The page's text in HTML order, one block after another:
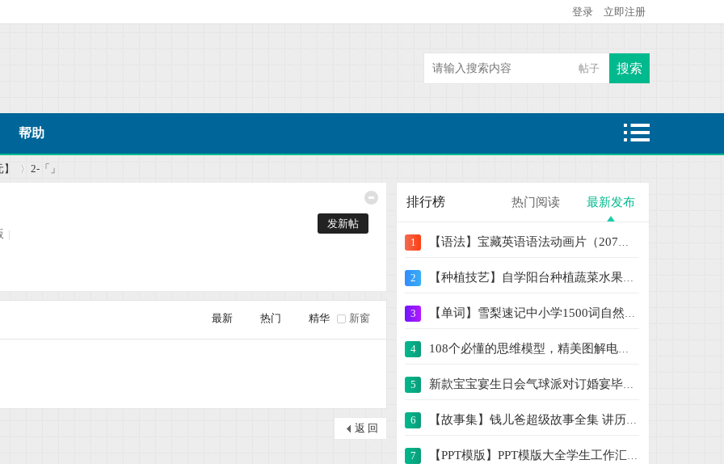
登录 立即注册
帖子 搜索
帮助
2-「」
|
发新帖
最新 热门 精华 新窗
返 回
排行榜 最新发布
热门阅读
1 【语法】宝藏英语语法动画片（207集） 学语
2 【种植技艺】自学阳台种植蔬菜水果盆栽绿植
3 【单词】雪梨速记中小学1500词自然拼读+思
4 108个必懂的思维模型，精美图解电子版PPT【
5 新款宝宝宴生日会气球派对订婚宴毕业典礼舞
6 【故事集】钱儿爸超级故事全集 讲历史、讲
7 【PPT模版】PPT模版大全学生工作汇报总结简